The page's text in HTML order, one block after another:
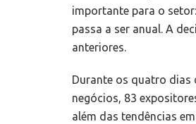
importante para o
passa a ser anual. A
anteriores.
Durante os quatro dias
negócios, 83
além das tendências